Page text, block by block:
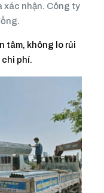
xác nhận. Công ty
tâm, không lo rủi
phí.